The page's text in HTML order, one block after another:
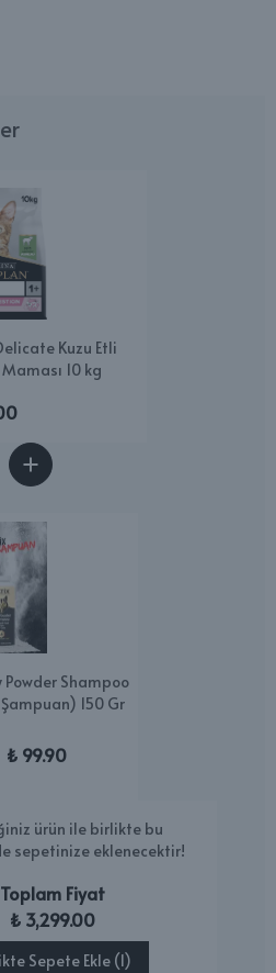
Kuzu Etli
10 kg
Powder Shampoo
150 Gr
₺ 99.90
ürün ile birlikte bu
sepetinize eklenecektir!
Toplam Fiyat
₺ 3,299.00
Sepete Ekle (1)